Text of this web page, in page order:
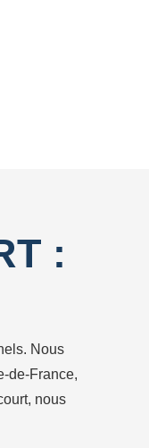
:
Nous
de-France,
nous